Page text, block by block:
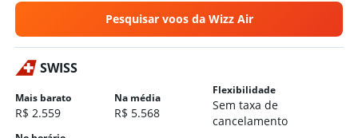
Pesquisar voos da Wizz Air
SWISS
Mais barato
R$ 2.559
Na média
R$ 5.568
Flexibilidade
Sem taxa de
cancelamento